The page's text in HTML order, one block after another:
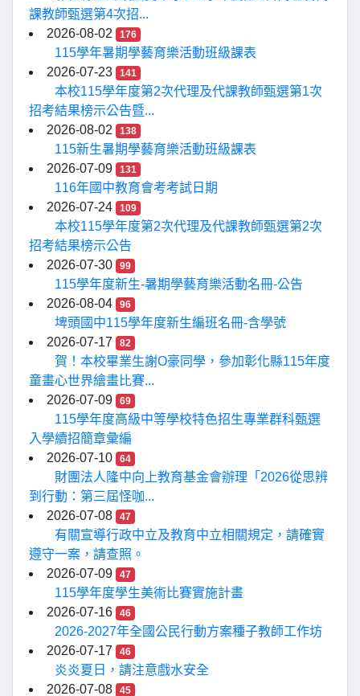
課教師甄選第4次招...
2026-08-02
176
115學年暑期學藝育樂活動班級課表
2026-07-23
141
本校115學年度第2次代理及代課教師甄選第1次
招考結果榜示公告暨...
2026-08-02
138
115新生暑期學藝育樂活動班級課表
2026-07-09
131
116年國中教育會考考試日期
2026-07-24
109
本校115學年度第2次代理及代課教師甄選第2次
招考結果榜示公告
2026-07-30
99
115學年度新生-暑期學藝育樂活動名冊-公告
2026-08-04
96
埤頭國中115學年度新生編班名冊-含學號
2026-07-17
82
賀！本校畢業生謝O豪同學，參加彰化縣115年度
童畫心世界繪畫比賽...
2026-07-09
69
115學年度高級中等學校特色招生專業群科甄選
入學續招簡章彙編
2026-07-10
64
財團法人隆中向上教育基金會辦理「2026從思辨
到行動：第三屆怪咖...
2026-07-08
47
有關宣導行政中立及教育中立相關規定，請確實
遵守一案，請查照。
2026-07-09
47
115學年度學生美術比賽實施計畫
2026-07-16
46
2026-2027年全國公民行動方案種子教師工作坊
2026-07-17
46
炎炎夏日，請注意戲水安全
2026-07-08
45